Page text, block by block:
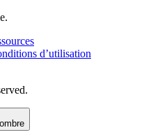
d’utilisation